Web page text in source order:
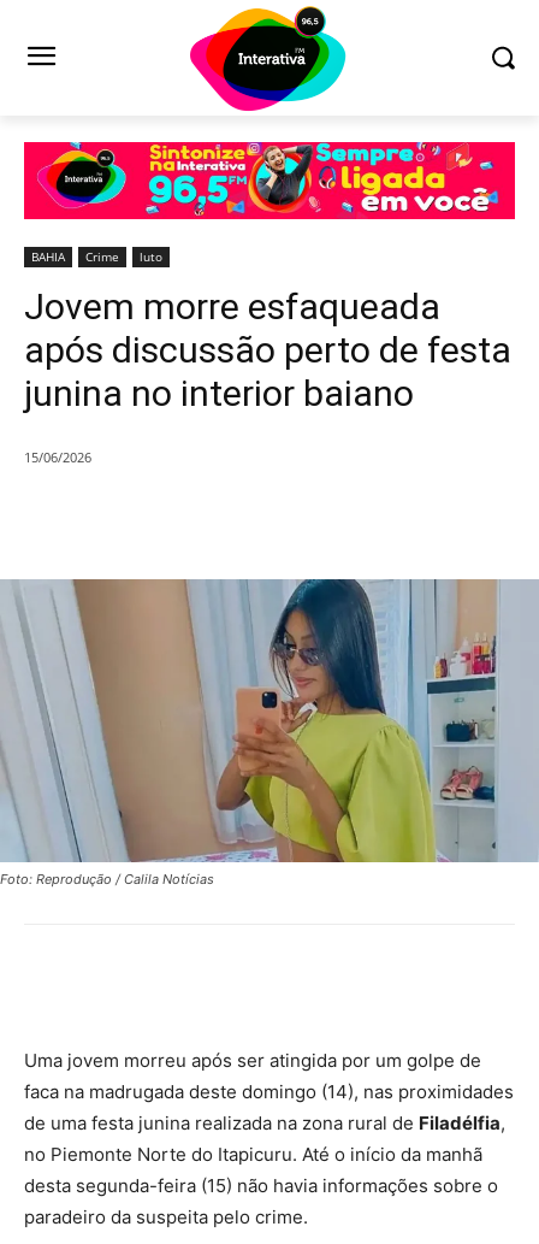
BAHIA Crime luto
Jovem morre esfaqueada
após discussão perto de festa
junina no interior baiano
15/06/2026
Foto: Reprodução / Calila Notícias
Uma jovem morreu após ser atingida por um golpe de
faca na madrugada deste domingo (14), nas proximidades
de uma festa junina realizada na zona rural de Filadélfia,
no Piemonte Norte do Itapicuru. Até o início da manhã
desta segunda-feira (15) não havia informações sobre o
paradeiro da suspeita pelo crime.